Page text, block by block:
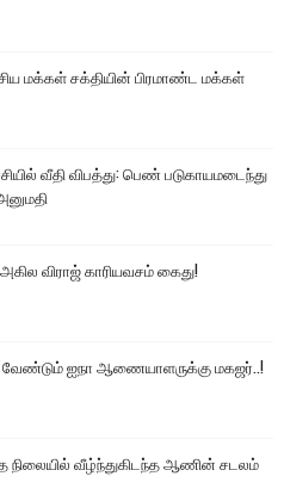
மக்கள் சக்தியின் பிரமாண்ட மக்கள்
வீதி விபத்து: பெண் படுகாயமடைந்து
விராஜ் காரியவசம் கைது!
ஐநா ஆணையாளருக்கு மகஜர்..!
நிலையில் வீழ்ந்துகிடந்த ஆணின் சடலம்